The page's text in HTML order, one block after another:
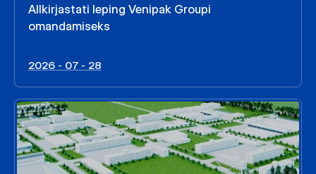
Allkirjastati leping Venipak Groupi
omandamiseks
2026 - 07 - 28